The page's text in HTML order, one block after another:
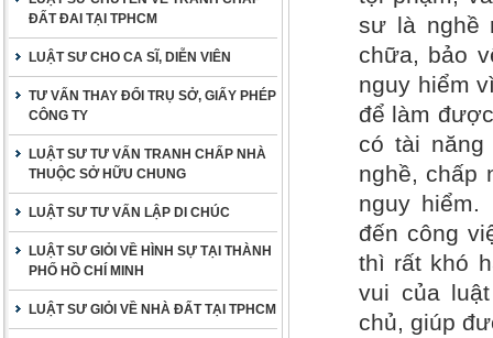
ĐẤT ĐAI TẠI TPHCM
LUẬT SƯ CHO CA SĨ, DIỄN VIÊN
TƯ VẤN THAY ĐỔI TRỤ SỞ, GIẤY PHÉP
CÔNG TY
LUẬT SƯ TƯ VẤN TRANH CHẤP NHÀ
THUỘC SỞ HỮU CHUNG
LUẬT SƯ TƯ VẤN LẬP DI CHÚC
LUẬT SƯ GIỎI VỀ HÌNH SỰ TẠI THÀNH
PHỐ HỒ CHÍ MINH
LUẬT SƯ GIỎI VỀ NHÀ ĐẤT TẠI TPHCM
sư là nghề
chữa, bảo
nguy hiểm
để làm
có tài năng
nghề, chấp
nguy
đến công
thì rất khó
vui của
chủ, giúp